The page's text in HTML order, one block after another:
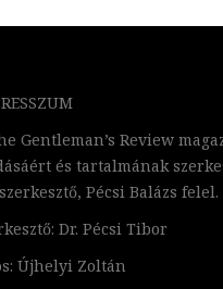
Gentleman’s Review
és tartalmának
Pécsi Balázs felel.
Dr. Pécsi Tibor
Újhelyi Zoltán